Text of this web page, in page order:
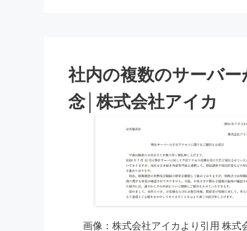
社内の複数のサーバ
念│株式会社アイカ
画像：株式会社アイカより引用 株式